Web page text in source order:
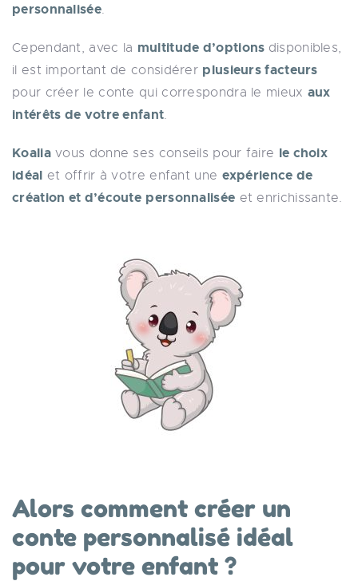
personnalisée.
Cependant, avec la multitude d’options disponibles,
il est important de considérer plusieurs facteurs
pour créer le conte qui correspondra le mieux aux
intérêts de votre enfant.
Koaliavous donne ses conseils pour faire le choix
idéal et offrir à votre enfant une expérience de
création et d’écoute personnalisée et enrichissante.
Alors comment créer un
conte personnalisé idéal
pour votre enfant ?